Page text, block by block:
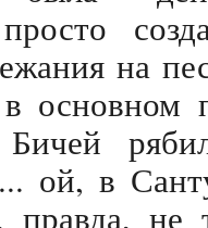
на
в основном
Бичей
ой, в
правда, не